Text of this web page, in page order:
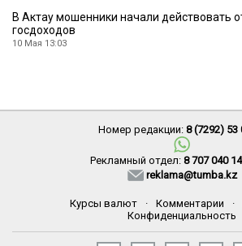
В Актау мошенники начали действовать
госдоходов
10 Мая 13:03
Номер редакции: 8 (7292) 53
Рекламный отдел: 8 707 040
reklama@tumba.kz
Курсы валют · Комментарии ·
Конфиденциальность